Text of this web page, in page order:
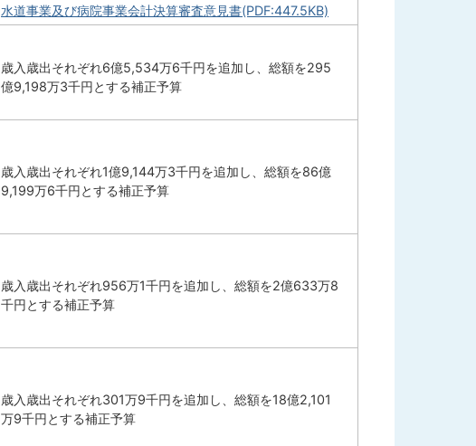
水道事業及び病院事業会計決算審査意見書(PDF:447.5KB)
歳入歳出それぞれ6億5,534万6千円を追加し、総額を295
億9,198万3千円とする補正予算
歳入歳出それぞれ1億9,144万3千円を追加し、総額を86億
9,199万6千円とする補正予算
歳入歳出それぞれ956万1千円を追加し、総額を2億633万8
千円とする補正予算
歳入歳出それぞれ301万9千円を追加し、総額を18億2,101
万9千円とする補正予算